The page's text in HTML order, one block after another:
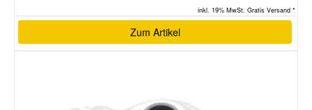
inkl. 19% MwSt. Gratis Versand *
Zum Artikel